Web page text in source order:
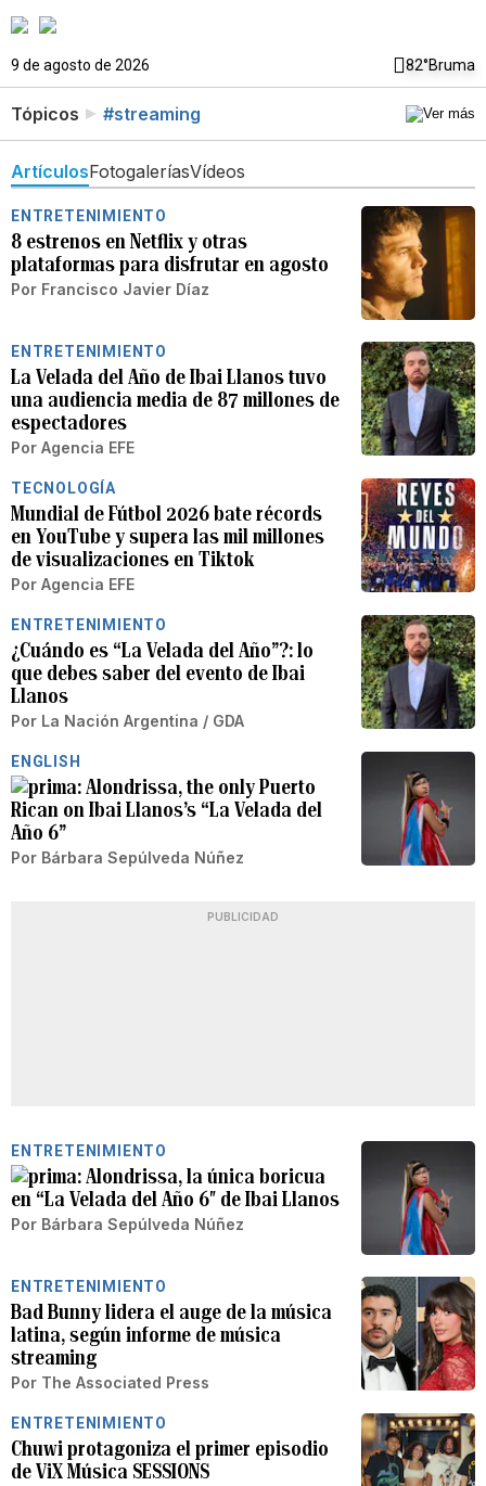
9 de agosto de 2026 82°Bruma
Tópicos #streaming
ArtículosFotogaleríasVídeos
ENTRETENIMIENTO
8 estrenos en Netflix y otras
plataformas para disfrutar en agosto
Por Francisco Javier Díaz
ENTRETENIMIENTO
La Velada del Año de Ibai Llanos tuvo
una audiencia media de 87 millones de
espectadores
Por Agencia EFE
TECNOLOGÍA
Mundial de Fútbol 2026 bate récords
en YouTube y supera las mil millones
de visualizaciones en Tiktok
Por Agencia EFE
ENTRETENIMIENTO
¿Cuándo es “La Velada del Año”?: lo
que debes saber del evento de Ibai
Llanos
Por La Nación Argentina / GDA
ENGLISH
Alondrissa, the only Puerto
Rican on Ibai Llanos’s “La Velada del
Año 6”
Por Bárbara Sepúlveda Núñez
PUBLICIDAD
ENTRETENIMIENTO
Alondrissa, la única boricua
en “La Velada del Año 6″ de Ibai Llanos
Por Bárbara Sepúlveda Núñez
ENTRETENIMIENTO
Bad Bunny lidera el auge de la música
latina, según informe de música
streaming
Por The Associated Press
ENTRETENIMIENTO
Chuwi protagoniza el primer episodio
de ViX Música SESSIONS